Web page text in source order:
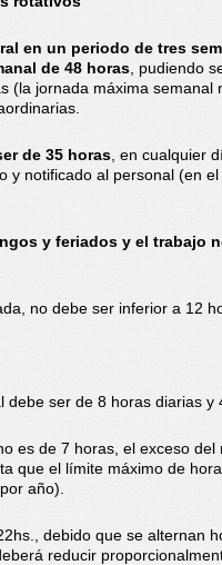
en un periodo de tres
de 48 horas , pudiendo
(la jornada máxima semanal
de 35 horas , en cualquier
y notificado al personal (en
y feriados y el trabajo
no debe ser inferior a 12
debe ser de 8 horas diarias y
es de 7 horas, el exceso
que el límite máximo de
año).
debido que se alternan
reducir